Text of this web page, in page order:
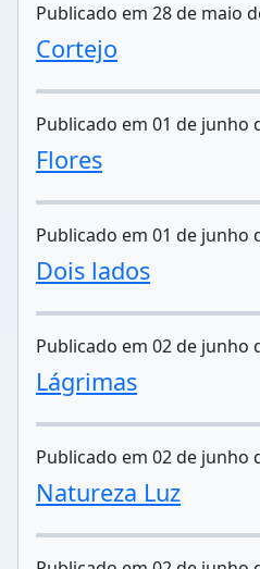
Publicado em 28 de maio
Cortejo
Publicado em 01 de junho
Flores
Publicado em 01 de junho
Dois lados
Publicado em 02 de junho
Lágrimas
Publicado em 02 de junho
Natureza Luz